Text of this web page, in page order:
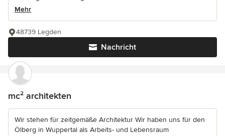
Mehr
Nachricht
48739 Legden
mc² architekten
Wir stehen für zeitgemäße Architektur Wir haben uns für den
Ölberg in Wuppertal als Arbeits- und Lebensraum